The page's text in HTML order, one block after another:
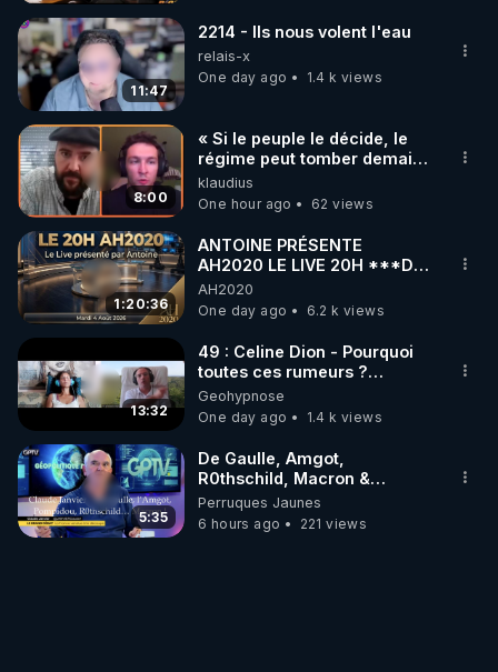
11:47
2214 - Ils nous volent l'eau
relais-x
One day ago
1.4 k views
8:00
« Si le peuple le décide, le
régime peut tomber demain !
»
klaudius
One hour ago
62 views
1:20:36
ANTOINE PRÉSENTE
AH2020 LE LIVE 20H ***DU
04/08/2026*** 📷LE
GRAND RÉVEIL EST EN
MARCHE 📷
AH2020
One day ago
6.2 k views
13:32
49 : Celine Dion - Pourquoi
toutes ces rumeurs ?
Enquête sous hypnose
Geohypnose
One day ago
1.4 k views
5:35
De Gaulle, Amgot,
R0thschild, Macron &
Pompidou… Macron Claude
Janvier, GPTV, 18 X 2024
Perruques Jaunes
6 hours ago
221 views